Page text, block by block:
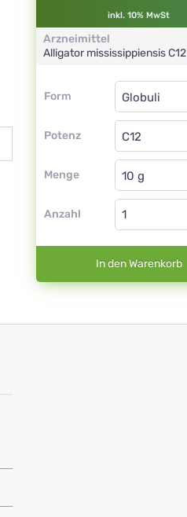
inkl. 10% MwSt
Arzneimittel
Alligator mississippiensisC12
Form
Form
Potenz
Globuli
C12
Menge
Globuli
Anzahl
In den Warenkorb